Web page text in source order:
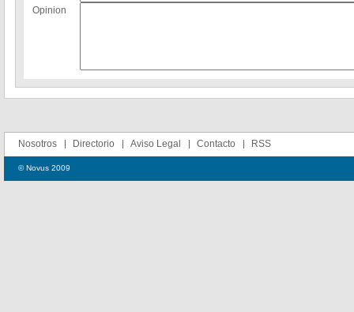
Opinion
Nosotros Directorio Aviso Legal Contacto RSS
© Novus 2009